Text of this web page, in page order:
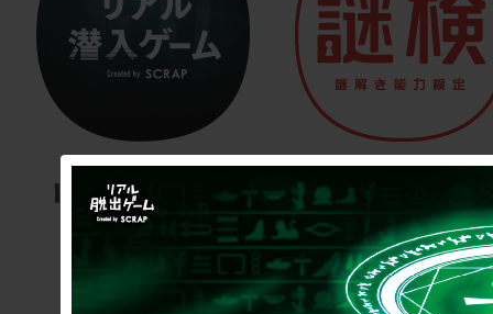
リアル潜入
ゲーム
謎解き能
検定